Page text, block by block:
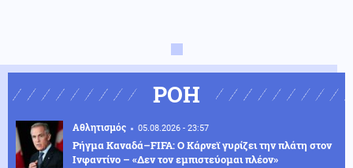
ΡΟΗ
Αθλητισμός 05.08.2026 - 23:57
Ρήγμα Καναδά–FIFA: Ο Κάρνεϊ γυρίζει την πλάτη στον
Ινφαντίνο – «Δεν τον εμπιστεύομαι πλέον»